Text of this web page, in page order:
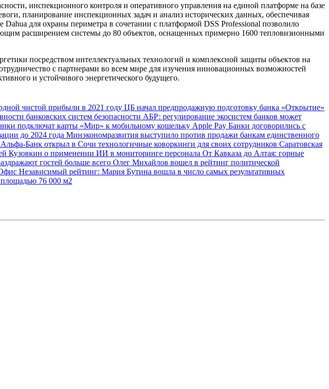
инспекционного контроля и оперативного управления на единой платформе на базе
планирование инспекционных задач и анализ исторических данных, обеспечивая
для охраны периметра в сочетании с платформой DSS Professional позволило
расширением системы до 80 объектов, оснащенных примерно 1600 тепловизионными
посредством интеллектуальных технологий и комплексной защиты объектов на
с партнерами во всем мире для изучения инновационных возможностей
и устойчивого энергетического будущего.
чистой прибыли в 2021 году ЦБ начал предпродажную подготовку банка «Открытие»
банковских систем безопасности АБР: регулирование экосистем банков может
подключат карты «Мир» к мобильному кошельку Apple Pay Банки договорились с
до 2024 года Минэкономразвития выступило против продажи банкам единственного
Альфа-Банк открыл в Сочи технологичные коворкинги для своих сотрудников Саратовская
Кузовкин о применении ИИ в мониторинге персонала От Кавказа до Алтая: горные
гостей больше всего Олег Михайлов вошел в рейтинг политической
Независимый рейтинг: Мария Бутина вошла в число самых результативных
76 000 м2